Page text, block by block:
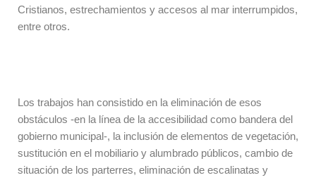
Cristianos, estrechamientos y accesos al mar interrumpidos,
entre otros.
Los trabajos han consistido en la eliminación de esos
obstáculos -en la línea de la accesibilidad como bandera del
gobierno municipal-, la inclusión de elementos de vegetación,
sustitución en el mobiliario y alumbrado públicos, cambio de
situación de los parterres, eliminación de escalinatas y